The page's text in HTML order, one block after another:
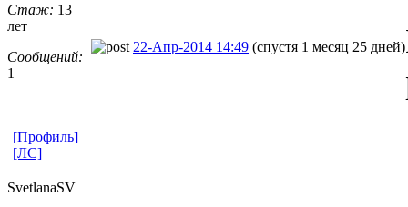
Стаж: 13
лет
Сообщений:
1
22-Апр-2014 14:49 (спустя 1 месяц 25 дней)
[Профиль]
[ЛС]
SvetlanaSV